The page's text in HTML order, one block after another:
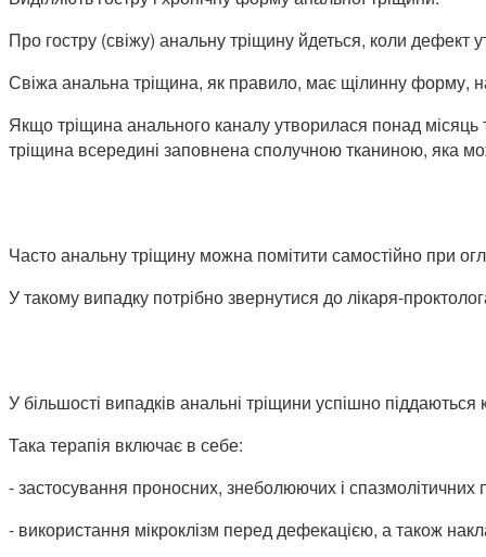
Про гостру (свіжу) анальну тріщину йдеться, коли дефект
Свіжа анальна тріщина, як правило, має щілинну форму,
Якщо тріщина анального каналу утворилася понад
тріщина всередині заповнена сполучною тканиною, яка
Часто анальну тріщину можна помітити самостійно при
У такому випадку потрібно звернутися до лікаря-
У більшості випадків анальні тріщини успішно
Така терапія включає в себе:
- застосування проносних, знеболюючих і спазмолітичних
- використання мікроклізм перед дефекацією, а також